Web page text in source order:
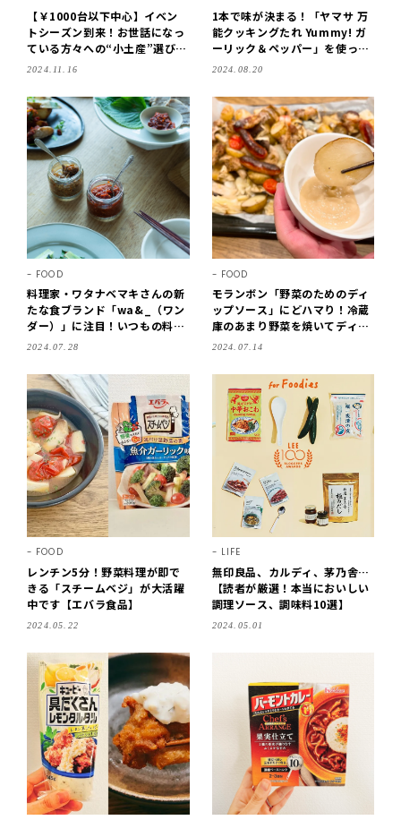
【￥1000台以下中心】イベン
トシーズン到来！お世話になっ
ている方々への“小土産”選び
は？
2024.11.16
1本で味が決まる！「ヤマサ 万
能クッキングたれ Yummy! ガ
ーリック＆ペッパー」を使って
みました
2024.08.20
FOOD
料理家・ワタナベマキさんの新
たな食ブランド「wa&_（ワン
ダー）」に注目！いつもの料理
にワクワクをもたらす“醬（ジ
2024.07.28
FOOD
モランボン「野菜のためのディ
ップソース」にどハマり！冷蔵
庫のあまり野菜を焼いてディッ
プすれば即ごちそう
2024.07.14
FOOD
レンチン5分！野菜料理が即で
きる「スチームベジ」が大活躍
中です【エバラ食品】
2024.05.22
LIFE
無印良品、カルディ、茅乃舎…
【読者が厳選！本当においしい
調理ソース、調味料10選】
2024.05.01